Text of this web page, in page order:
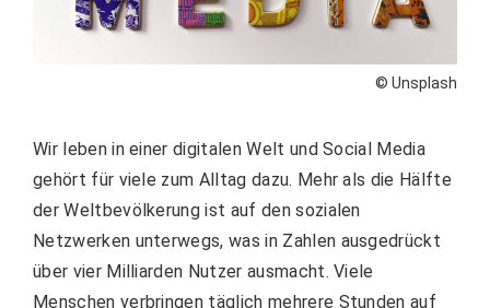
© Unsplash
Wir leben in einer digitalen Welt und Social Media
gehört für viele zum Alltag dazu. Mehr als die Hälfte
der Weltbevölkerung ist auf den sozialen
Netzwerken unterwegs, was in Zahlen ausgedrückt
über vier Milliarden Nutzer ausmacht. Viele
Menschen verbringen täglich mehrere Stunden auf